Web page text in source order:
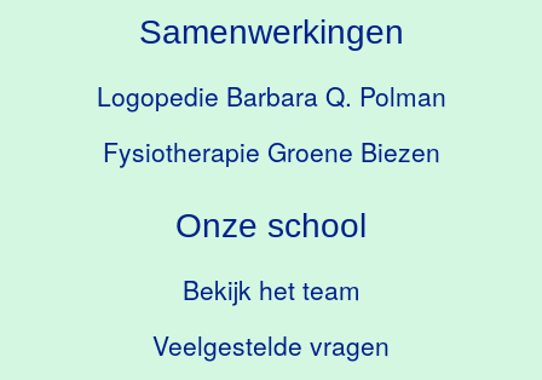
Onze school
Bekijk het team
Veelgestelde vragen
Samenwerkingen
Logopedie Barbara Q. Polman
Fysiotherapie Groene Biezen